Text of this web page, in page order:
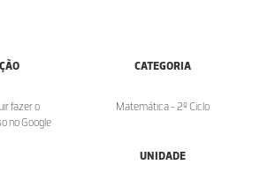
fazer o
no Google
CATEGORIA
Matemática - 2º Ciclo
UNIDADE